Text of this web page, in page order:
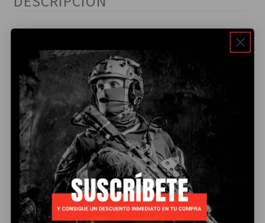
seguridad.
Siéntete seguro/a con la mejor alarma personal portátil
de SABRE RED.
Esta alarma portátil cuenta con un diseño discreto y
compacto, parece un llavero, pero esconde el poder de
asustar a tu atacante y pedir ayuda rápidamente. Ideal para
mujeres, niños, adultos y personas mayores, es fácil de
usar, transportar y mantener. Con solo tirar de ella, la
cadena que sujeta la alarma se libera y empieza a sonar la
potente alarma sonora de 130 decibelios, audible a casi 400
metros de distancia, y enciende una luz LED de alta